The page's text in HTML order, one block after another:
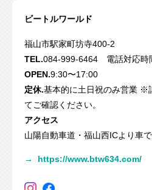
ビートルワールド
福山市駅家町坊寺400-2
TEL.084-999-6464 電話対応時
OPEN.9:30〜17:00
定休.基本的に土日祝のみ営業 ※
てご確認ください。
アクセス
山陽自動車道・福山西ICより車
→ https://www.btw634.com/